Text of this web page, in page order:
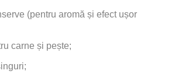
(pentru aromă și efect ușor
carne și pește;